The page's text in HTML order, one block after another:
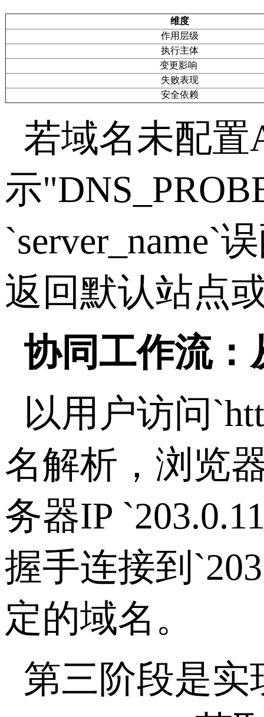
维度
作用层级
执行主体
变更影响
失败表现
安全依赖
若域名未配置
示
`server_name`
返回默认站点
协同工作流：
以用户访问
名解析，浏览
务器IP
握手连接到
定的域名。
第三阶段是